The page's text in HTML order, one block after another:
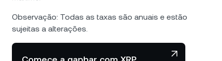
Observação: Todas as taxas são anuais e estão
sujeitas a alterações.